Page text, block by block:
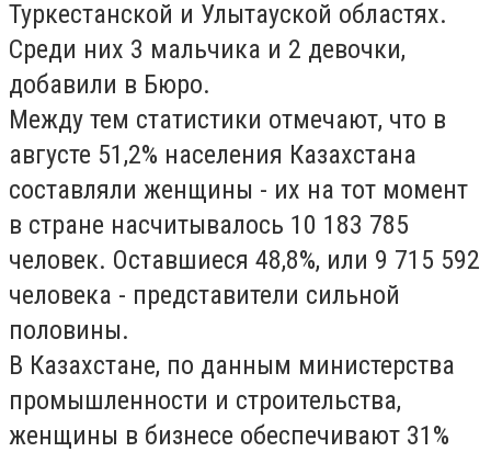
Туркестанской и Улытауской областях.
Среди них 3 мальчика и 2 девочки,
добавили в Бюро.
Между тем статистики отмечают, что в
августе 51,2% населения Казахстана
составляли женщины - их на тот момент
в стране насчитывалось 10 183 785
человек. Оставшиеся 48,8%, или 9 715 592
человека - представители сильной
половины.
В Казахстане, по данным министерства
промышленности и строительства,
женщины в бизнесе обеспечивают 31%